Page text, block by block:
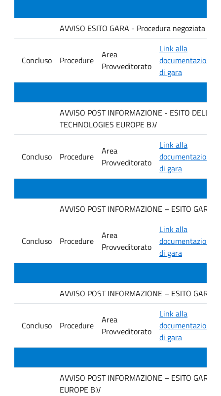
AVVISO ESITO GARA - Procedura negoziata
Concluso Procedure
Area
Provveditorato
Link alla
documentazione
di gara
AVVISO POST INFORMAZIONE - ESITO DELLA
TECHNOLOGIES EUROPE B.V
Concluso Procedure
Area
Provveditorato
Link alla
documentazione
di gara
AVVISO POST INFORMAZIONE – ESITO GARA
Concluso Procedure
Area
Provveditorato
Link alla
documentazione
di gara
AVVISO POST INFORMAZIONE – ESITO GARA
Concluso Procedure
Area
Provveditorato
Link alla
documentazione
di gara
AVVISO POST INFORMAZIONE – ESITO GARA
EUROPE B.V